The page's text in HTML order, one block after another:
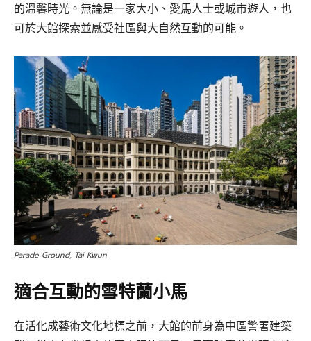
的溫馨時光。無論是一家大小、愛馬人士或城市遊人，也
可於大館探索並感受社區與大自然互動的可能。
Parade Ground, Tai Kwun
適合互動的雪特蘭小馬
在活化成藝術文化地標之前，大館的前身為中區警署建築